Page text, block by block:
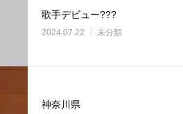
歌手デビュー???
2024.07.22 未分類
神奈川県